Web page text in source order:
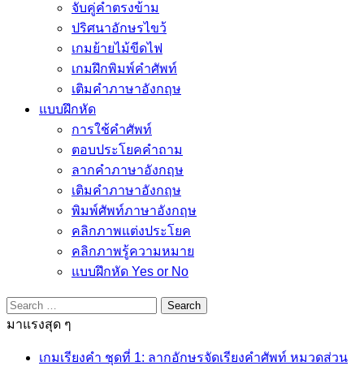
จับคู่คำตรงข้าม
ปริศนาอักษรไขว้
เกมย้ายไม้ขีดไฟ
เกมฝึกพิมพ์คำศัพท์
เติมคำภาษาอังกฤษ
แบบฝึกหัด
การใช้คำศัพท์
ตอบประโยคคำถาม
ลากคำภาษาอังกฤษ
เติมคำภาษาอังกฤษ
พิมพ์ศัพท์ภาษาอังกฤษ
คลิกภาพแต่งประโยค
คลิกภาพรู้ความหมาย
แบบฝึกหัด Yes or No
Search
for:
มาแรงสุด ๆ
เกมเรียงคำ ชุดที่ 1: ลากอักษรจัดเรียงคำศัพท์ หมวดส่วน